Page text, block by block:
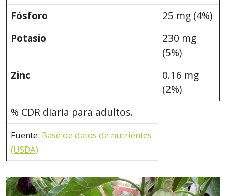
Fósforo
25 mg (4%)
Potasio
230 mg
(5%)
Zinc
0.16 mg
(2%)
% CDR diaria para adultos.
Fuente: Base de datos de nutrientes
(USDA)